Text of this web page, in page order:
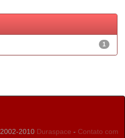
1
2010 Duraspace - Contato com